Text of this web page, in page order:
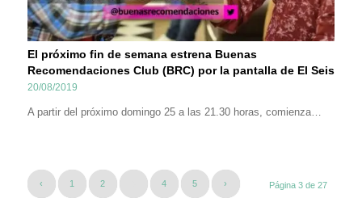
El próximo fin de semana estrena Buenas
Recomendaciones Club (BRC) por la pantalla de El Seis
20/08/2019
A partir del próximo domingo 25 a las 21.30 horas, comienza…
Página 3 de 27
‹ 1 2 4 5 ›